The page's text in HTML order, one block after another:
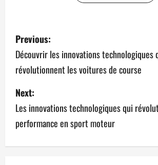
P
o
s
t
n
a
Previous:
Découvrir les innovations technologiques
révolutionnent les voitures de course
Next:
Les innovations technologiques qui
performance en sport moteur